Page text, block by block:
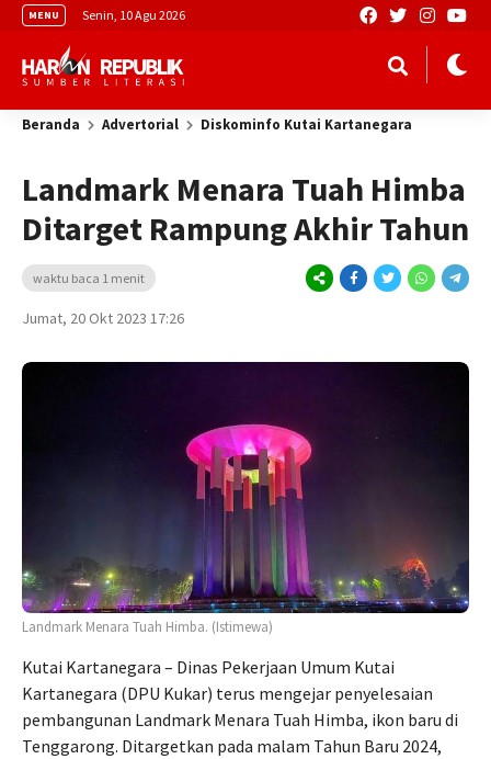
MENU Senin, 10 Agu 2026
Beranda Advertorial Diskominfo Kutai Kartanegara
Landmark Menara Tuah Himba
Ditarget Rampung Akhir Tahun
waktu baca 1 menit
Jumat, 20 Okt 2023 17:26
Landmark Menara Tuah Himba. (Istimewa)
Kutai Kartanegara – Dinas Pekerjaan Umum Kutai
Kartanegara (DPU Kukar) terus mengejar penyelesaian
pembangunan Landmark Menara Tuah Himba, ikon baru di
Tenggarong. Ditargetkan pada malam Tahun Baru 2024,